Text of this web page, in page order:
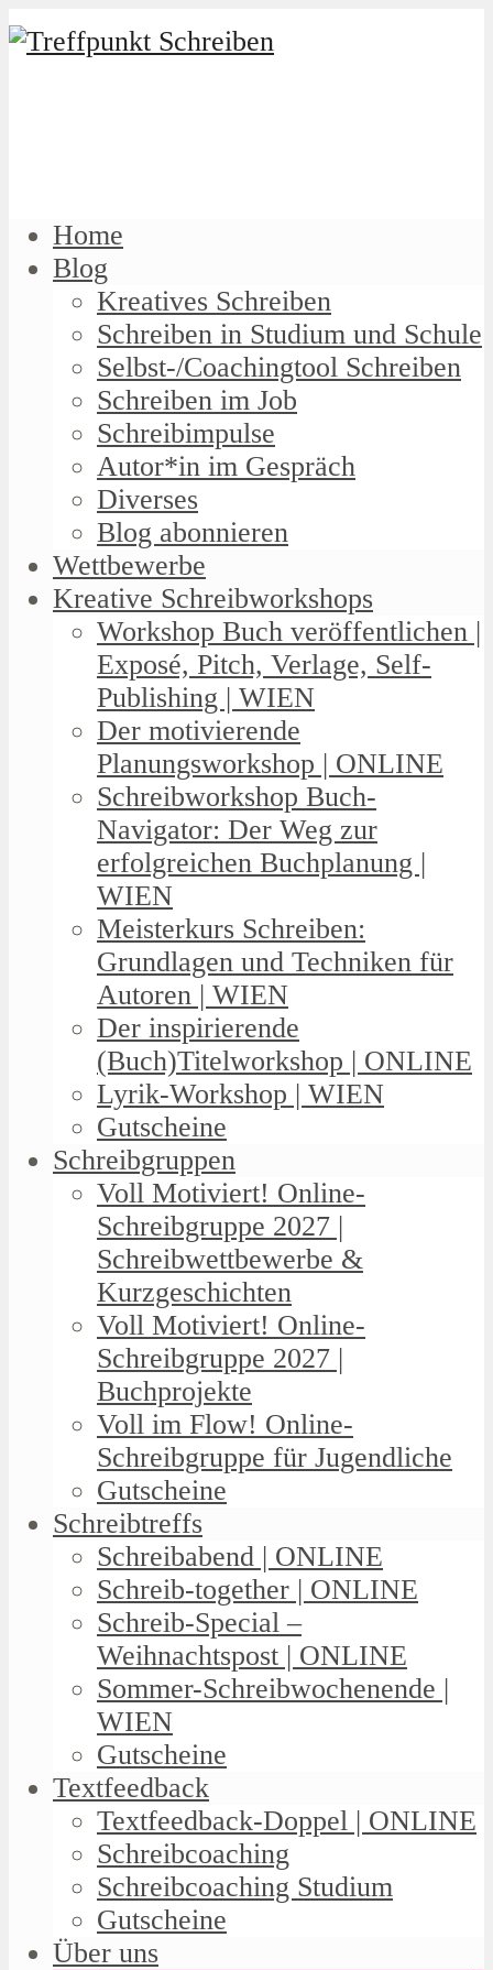
Home
Blog
Kreatives Schreiben
Schreiben in Studium und Schule
Selbst-/Coachingtool Schreiben
Schreiben im Job
Schreibimpulse
Autor*in im Gespräch
Diverses
Blog abonnieren
Wettbewerbe
Kreative Schreibworkshops
Workshop Buch veröffentlichen |
Exposé, Pitch, Verlage, Self-
Publishing | WIEN
Der motivierende
Planungsworkshop | ONLINE
Schreibworkshop Buch-
Navigator: Der Weg zur
erfolgreichen Buchplanung |
WIEN
Meisterkurs Schreiben:
Grundlagen und Techniken für
Autoren | WIEN
Der inspirierende
(Buch)Titelworkshop | ONLINE
Lyrik-Workshop | WIEN
Gutscheine
Schreibgruppen
Voll Motiviert! Online-
Schreibgruppe 2027 |
Schreibwettbewerbe &
Kurzgeschichten
Voll Motiviert! Online-
Schreibgruppe 2027 |
Buchprojekte
Voll im Flow! Online-
Schreibgruppe für Jugendliche
Gutscheine
Schreibtreffs
Schreibabend | ONLINE
Schreib-together | ONLINE
Schreib-Special –
Weihnachtspost | ONLINE
Sommer-Schreibwochenende |
WIEN
Gutscheine
Textfeedback
Textfeedback-Doppel | ONLINE
Schreibcoaching
Schreibcoaching Studium
Gutscheine
Über uns